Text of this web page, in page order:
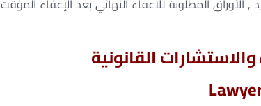
, الأوراق المطلوبة للاعفاء النهائي بعد الإعفاء المؤقت
القانونية